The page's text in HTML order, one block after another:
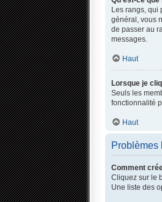
Les rangs, qui
général, vous
de passer au
messages.
Haut
Lorsque je
Seuls les
fonctionnalité
Haut
Problèmes
Comment
Cliquez sur le
Une liste des